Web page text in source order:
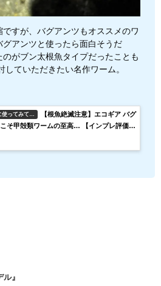
ですが、バグアンツもオススメのワ
アンツと使ったら面白そうだ
がブン太根魚タイプだったことも
していただきたい名作ワーム。
使ってみて…
【根魚絶滅注意】エコギア バグ
そ甲殻類ワームの至高… 【インプレ評価ま
』